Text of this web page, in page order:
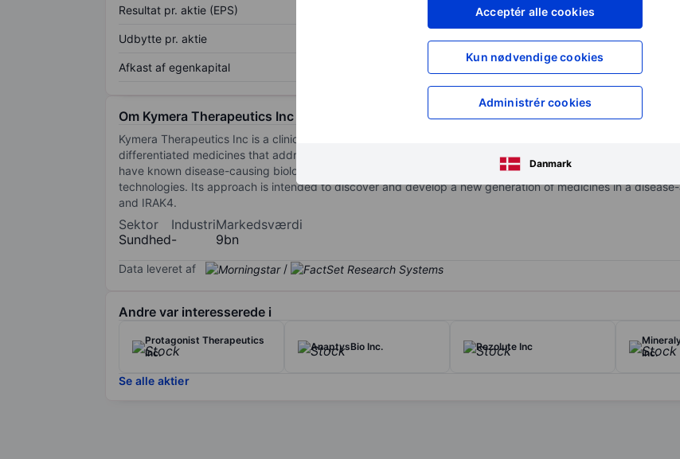
Acceptér alle cookies
Kun nødvendige cookies
Administrér cookies
Danmark
Resultat pr. aktie (EPS) XXXXXXX
Udbytte pr. aktie XXXXXXX
Afkast af egenkapital XXXXXXX
for at få
Om Kymera Therapeutics Inc
Kymera Therapeutics Inc is a clinical-stage biopharmaceutical company dedicated to reinventing the
differentiated medicines that address health problems and meaningfully improve patients' lives. It is
have known disease-causing biology, but which have not been drugged, or have been inadequately
technologies. Its approach is intended to discover and develop a new generation of medicines in a
and IRAK4.
Sektor
Sundhed
Industri
-
Markedsværdi
9bn
Data leveret af /
Andre var interesserede i
Protagonist Therapeutics
Inc.
AnaptysBio Inc. Rezolute Inc
Inc.
Se alle aktier